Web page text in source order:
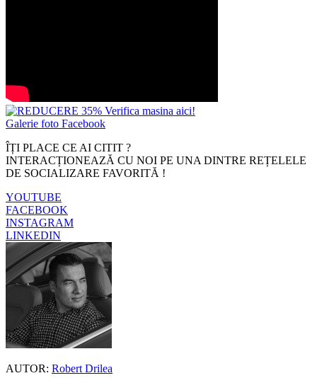
Galerie foto Facebook
ÎȚI PLACE CE AI CITIT ?
INTERACȚIONEAZĂ CU NOI PE UNA DINTRE REȚELELE
DE SOCIALIZARE FAVORITĂ !
YOUTUBE
FACEBOOK
INSTAGRAM
LINKEDIN
AUTOR: Robert Drilea